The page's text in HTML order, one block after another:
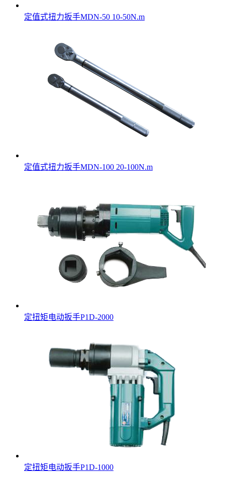
定值式扭力扳手MDN-50 10-50N.m
定值式扭力扳手MDN-100 20-100N.m
定扭矩电动扳手P1D-2000
定扭矩电动扳手P1D-1000